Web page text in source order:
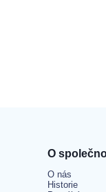
O
O nás
Historie